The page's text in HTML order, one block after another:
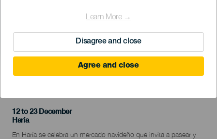
Learn More →
Disagree and close
Agree and close
12 to 23 December
Localidad
Haría
Descripción
En Haría se celebra un mercado navideño que invita a pasear y